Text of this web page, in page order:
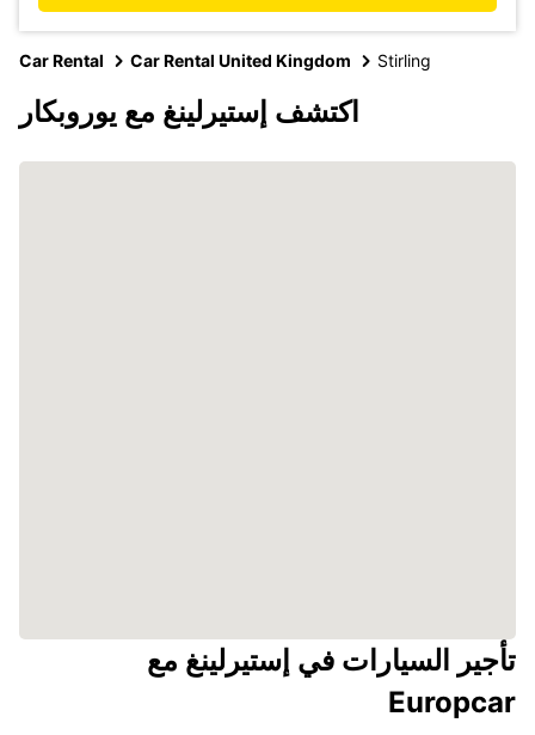
Car Rental Car Rental United Kingdom Stirling
اكتشف إستيرلينغ مع يوروبكار
تأجير السيارات في إستيرلينغ مع
Europcar